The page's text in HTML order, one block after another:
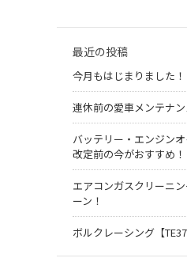
最近の投稿
今月もはじまりました！
連休前の愛車メンテナ
バッテリー・エンジン
改定前の今がおすすめ！
エアコンガスクリーニ
ーン！
ボルクレーシング【TE37